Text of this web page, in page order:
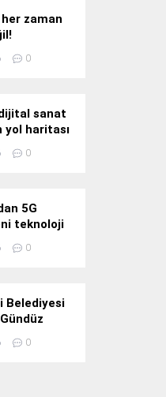
zaman
0
sanat
yol haritası
0
5G
teknoloji
0
Belediyesi
0